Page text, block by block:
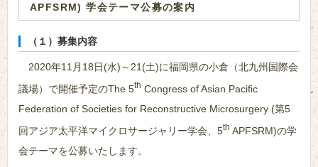
APFSRM) 学会テーマ公募の案内
（１）募集内容
2020年11月18日(水)～21(土)に福岡県の小倉（北九州国際会
議場）で開催予定のThe 5th Congress of Asian Pacific
Federation of Societies for Reconstructive Microsurgery (第5
回アジア太平洋マイクロサージャリー学会、5th APFSRM)の学
会テーマを公募いたします。